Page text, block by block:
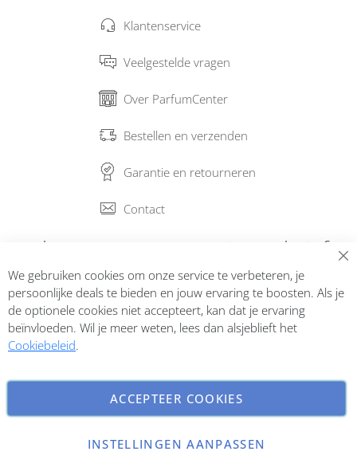
Klantenservice
Veelgestelde vragen
Over ParfumCenter
Bestellen en verzenden
Garantie en retourneren
Contact
Abonneer op onze nieuwsbrief
Inschrijven
Copyright © 2026 ParfumCenter.nl. All rights reserved.
We gebruiken cookies om onze service te verbeteren, je
persoonlijke deals te bieden en jouw ervaring te boosten. Als je
de optionele cookies niet accepteert, kan dat je ervaring
beïnvloeden. Wil je meer weten, lees dan alsjeblieft het
Cookiebeleid.
ACCEPTEER COOKIES
INSTELLINGEN AANPASSEN